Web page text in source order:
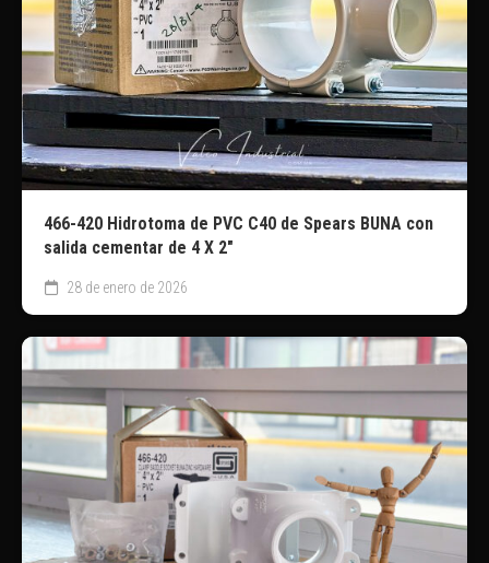
466-420 Hidrotoma de PVC C40 de Spears BUNA con
salida cementar de 4 X 2″
28 de enero de 2026